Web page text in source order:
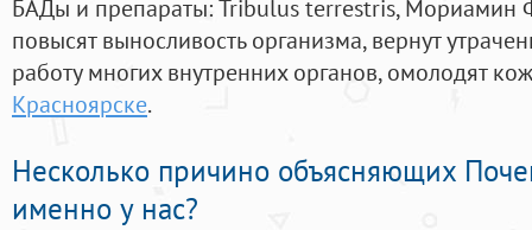
БАДы и препараты:Tribulus terrestris, Мориамин
повысят выносливость организма, вернут
работу многих внутренних органов, омолодят
Красноярске.
Несколько причино объясняющих
именно у нас?